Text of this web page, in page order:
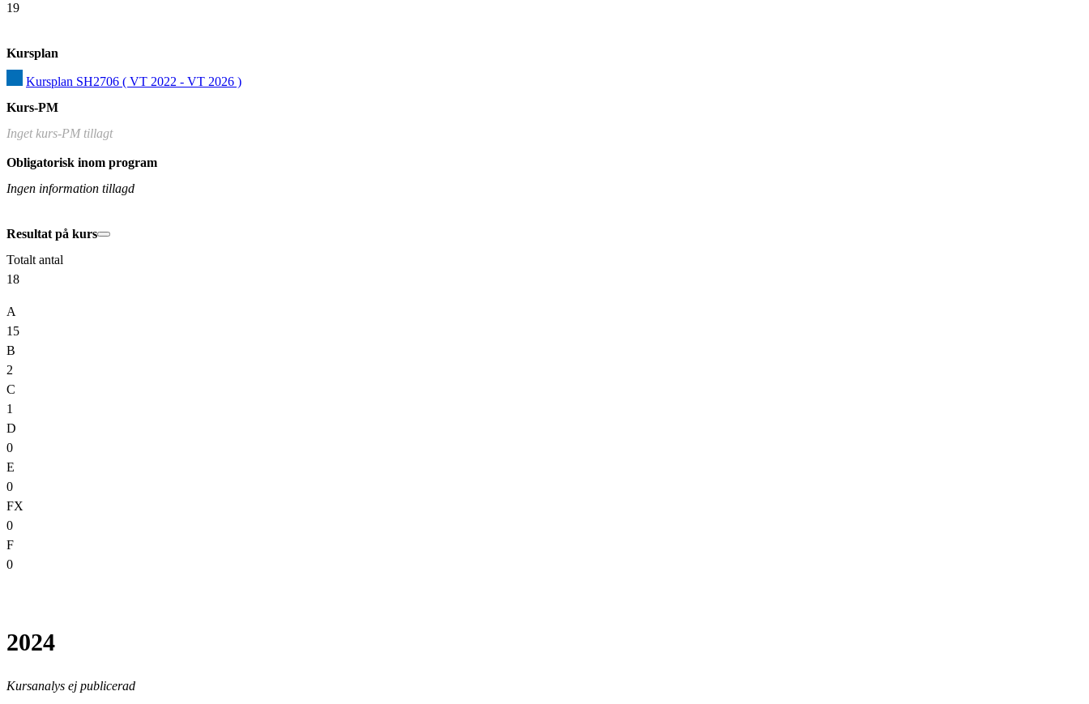
19
Kursplan
Kursplan SH2706 ( VT 2022 - VT 2026 )
Kurs-PM
Inget kurs-PM tillagt
Obligatorisk inom program
Ingen information tillagd
Resultat på kurs
Totalt antal
18
A
15
B
2
C
1
D
0
E
0
FX
0
F
0
2024
Kursanalys ej publicerad